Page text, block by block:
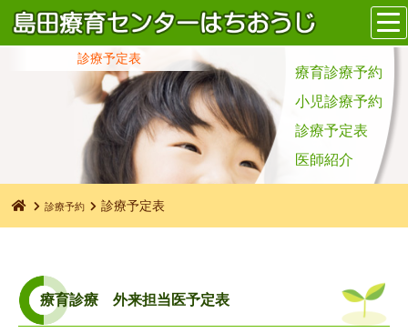
療育診療予約
小児診療予約
診療予定表
医師紹介
診療予定表
診療予約 診療予定表
療育診療 外来担当医予定表